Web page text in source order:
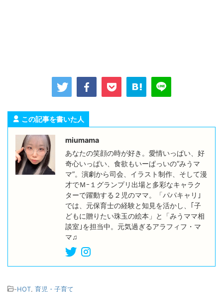
この記事を書いた人
miumama
あなたの笑顔の時が好き。愛情いっぱい、好
奇心いっぱい、食欲もいーぱっいの“みうマ
マ”。演劇から司会、イラスト制作、そして漫
才でＭｰ１グランプリ出場と多彩なキャラク
ターで躍動する２児のママ。「パパキャリ｣
では、元保育士の経験と知見を活かし、｢子
どもに贈りたい珠玉の絵本」と「みうママ相
談室｣を担当中。元気過ぎるアラフィフ・マ
マ♫
-HOT, 育児・子育て